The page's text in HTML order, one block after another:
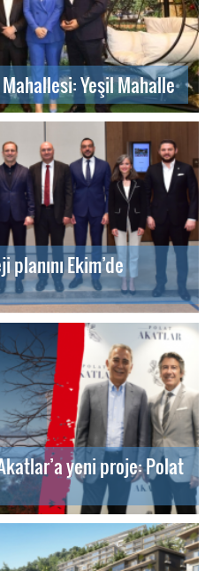
Yeşil Mahalle
Ekim’de
yeni proje: Polat